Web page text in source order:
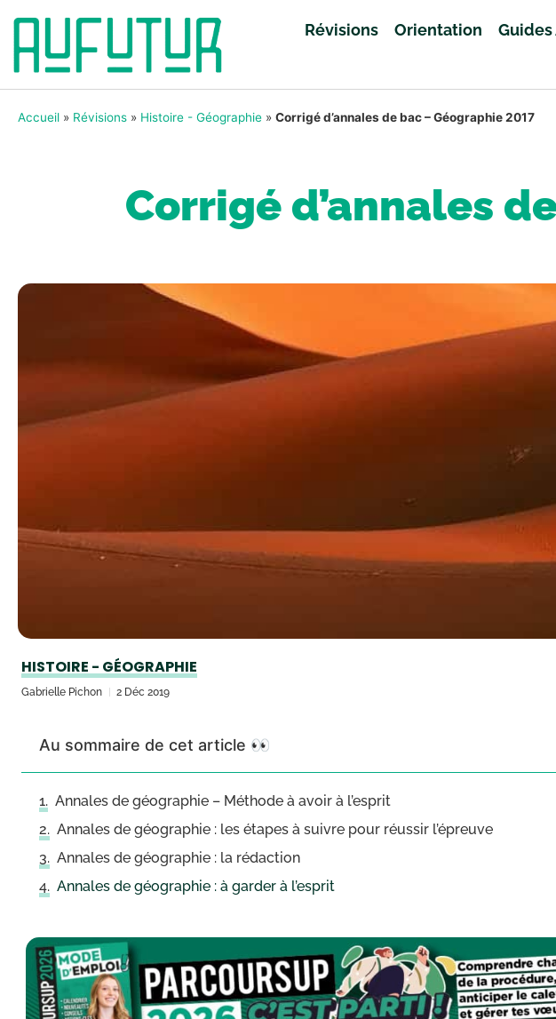
Révisions Orientation
Accueil » Révisions » Histoire - Géographie » Corrigé d’annales de bac – Géographie 2017
Corrigé d’annales
HISTOIRE - GÉOGRAPHIE
Gabrielle Pichon 2 Déc 2019
Au sommaire de cet article 👀
Annales de géographie – Méthode à avoir à l’esprit
Annales de géographie : les étapes à suivre pour réussir l’épreuve
Annales de géographie : la rédaction
Annales de géographie : à garder à l’esprit